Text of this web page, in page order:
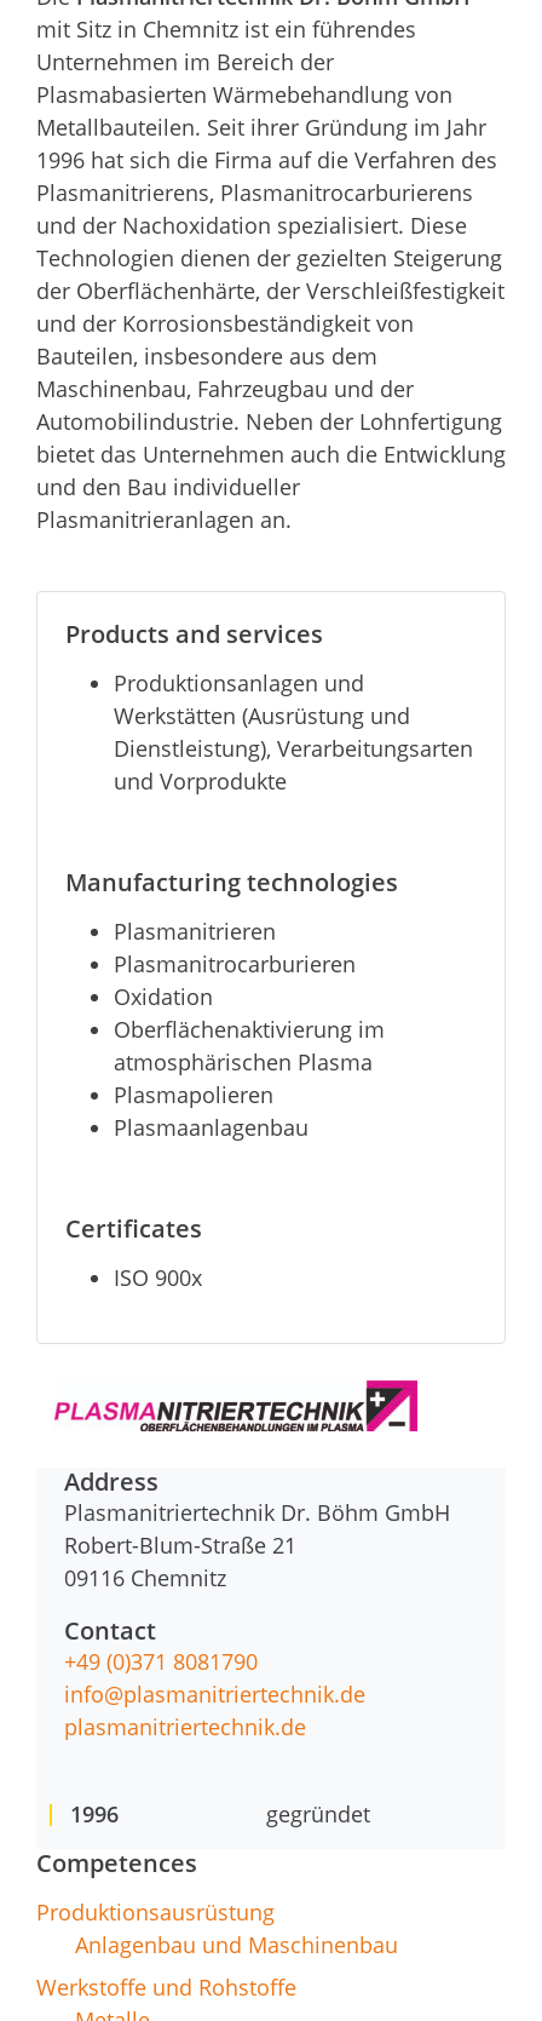
mit Sitz in Chemnitz ist ein führendes
Unternehmen im Bereich der
Plasmabasierten Wärmebehandlung von
Metallbauteilen. Seit ihrer Gründung im Jahr
1996 hat sich die Firma auf die Verfahren des
Plasmanitrierens, Plasmanitrocarburierens
und der Nachoxidation spezialisiert. Diese
Technologien dienen der gezielten Steigerung
der Oberflächenhärte, der Verschleißfestigkeit
und der Korrosionsbeständigkeit von
Bauteilen, insbesondere aus dem
Maschinenbau, Fahrzeugbau und der
Automobilindustrie. Neben der Lohnfertigung
bietet das Unternehmen auch die Entwicklung
und den Bau individueller
Plasmanitrieranlagen an.
Products and services
Produktionsanlagen und
Werkstätten (Ausrüstung und
Dienstleistung), Verarbeitungsarten
und Vorprodukte
Manufacturing technologies
Plasmanitrieren
Plasmanitrocarburieren
Oxidation
Oberflächenaktivierung im
atmosphärischen Plasma
Plasmapolieren
Plasmaanlagenbau
Certificates
ISO 900x
Address
Plasmanitriertechnik Dr. Böhm GmbH
Robert-Blum-Straße 21
09116 Chemnitz
Contact
+49 (0)371 8081790
info@plasmanitriertechnik.de
plasmanitriertechnik.de
1996 gegründet
Competences
Produktionsausrüstung
Anlagenbau und Maschinenbau
Werkstoffe und Rohstoffe